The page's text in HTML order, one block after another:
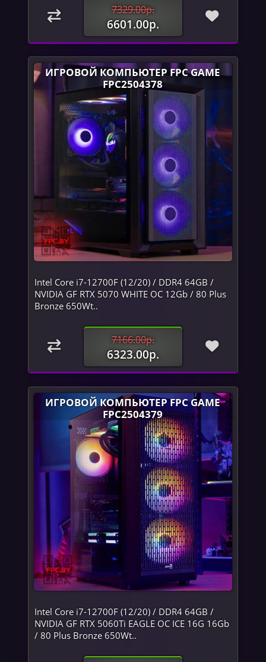
7329.00р.
6601.00р.
ИГРОВОЙ КОМПЬЮТЕР FPC GAME
FPC2504378
Intel Core i7-12700F (12/20) / DDR4 64GB /
NVIDIA GF RTX 5070 WHITE OC 12Gb / 80 Plus
Bronze 650Wt..
7166.00р.
6323.00р.
ИГРОВОЙ КОМПЬЮТЕР FPC GAME
FPC2504379
Intel Core i7-12700F (12/20) / DDR4 64GB /
NVIDIA GF RTX 5060Ti EAGLE OC ICE 16G 16Gb
/ 80 Plus Bronze 650Wt..